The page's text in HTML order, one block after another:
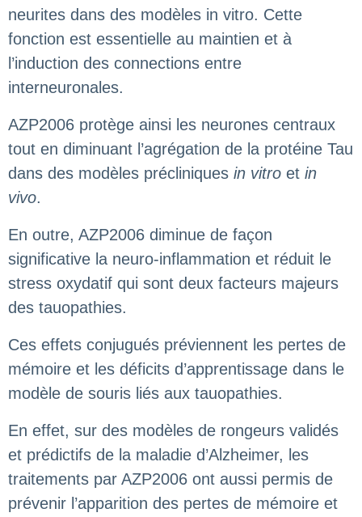
neurites dans des modèles in vitro. Cette
fonction est essentielle au maintien et à
l’induction des connections entre
interneuronales.
AZP2006 protège ainsi les neurones centraux
tout en diminuant l’agrégation de la protéine Tau
dans des modèles précliniques in vitro et in
vivo.
En outre, AZP2006 diminue de façon
significative la neuro-inflammation et réduit le
stress oxydatif qui sont deux facteurs majeurs
des tauopathies.
Ces effets conjugués préviennent les pertes de
mémoire et les déficits d’apprentissage dans le
modèle de souris liés aux tauopathies.
En effet, sur des modèles de rongeurs validés
et prédictifs de la maladie d’Alzheimer, les
traitements par AZP2006 ont aussi permis de
prévenir l’apparition des pertes de mémoire et